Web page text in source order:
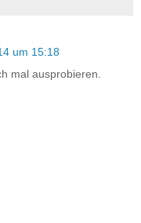
um 15:18
mal ausprobieren.